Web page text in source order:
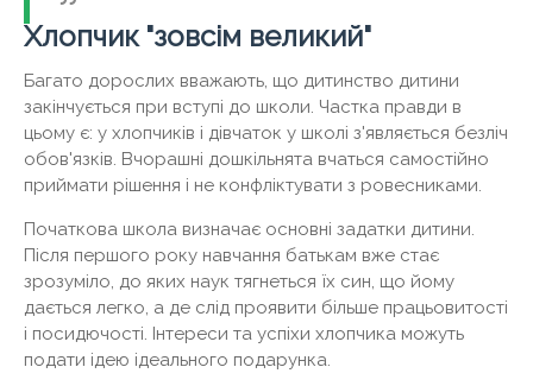
Хлопчик "зовсім великий"
Багато дорослих вважають, що дитинство дитини
закінчується при вступі до школи. Частка правди в
цьому є: у хлопчиків і дівчаток у школі з'являється безліч
обов'язків. Вчорашні дошкільнята вчаться самостійно
приймати рішення і не конфліктувати з ровесниками.
Початкова школа визначає основні задатки дитини.
Після першого року навчання батькам вже стає
зрозуміло, до яких наук тягнеться їх син, що йому
дається легко, а де слід проявити більше працьовитості
і посидючості. Інтереси та успіхи хлопчика можуть
подати ідею ідеального подарунка.